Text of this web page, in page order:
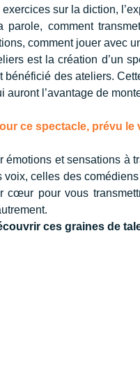
exercices sur la diction,
parole, comment
comment jouer avec
est la création d’un
bénéficié des ateliers.
auront l’avantage de
ce spectacle, prévu le
émotions et sensations à
voix, celles des
cœur pour vous
ces graines de